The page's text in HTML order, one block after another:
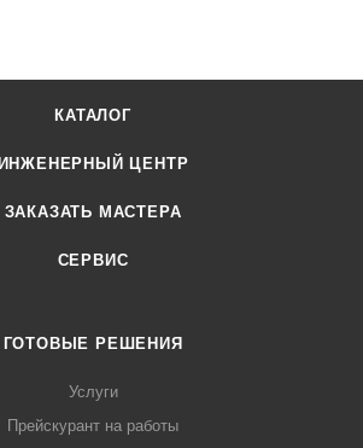
КАТАЛОГ
ИНЖЕНЕРНЫЙ ЦЕНТР
ЗАКАЗАТЬ МАСТЕРА
СЕРВИС
ГОТОВЫЕ РЕШЕНИЯ
Услуги
Прейскурант на работы